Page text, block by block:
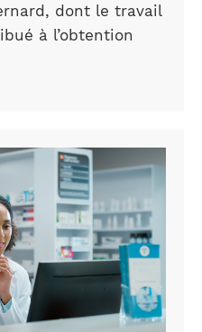
dont le travail
à l’obtention